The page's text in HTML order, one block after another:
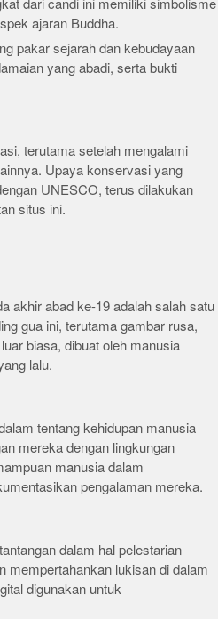
dari candi ini memiliki simbolisme
ajaran Buddha.
pakar sejarah dan kebudayaan
yang abadi, serta bukti
terutama setelah mengalami
Upaya konservasi yang
UNESCO, terus dilakukan
situs ini.
akhir abad ke-19 adalah salah satu
gua ini, terutama gambar rusa,
biasa, dibuat oleh manusia
lalu.
tentang kehidupan manusia
mereka dengan lingkungan
manusia dalam
pengalaman mereka.
dalam hal pelestarian
mempertahankan lukisan di dalam
digunakan untuk